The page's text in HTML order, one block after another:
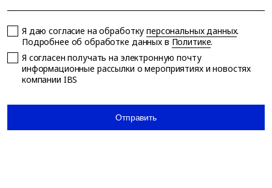
Я даю согласие на обработкуперсональных данных.
Подробнее об обработке данных в Политике.
Я согласен получать на электронную почту
информационные рассылки о мероприятиях и новостях
компании IBS
Отправить